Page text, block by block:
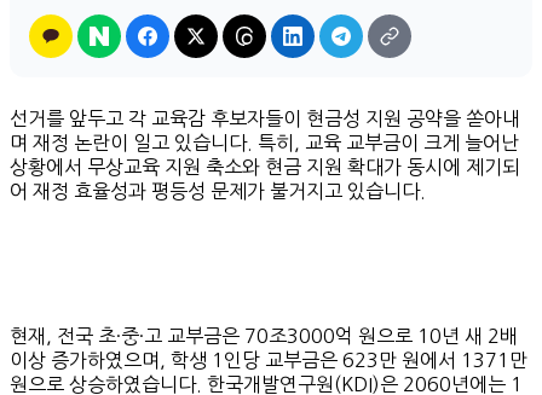
선거를 앞두고 각 교육감 후보자들이 현금성 지원 공약을 쏟아내
며 재정 논란이 일고 있습니다. 특히, 교육 교부금이 크게 늘어난
상황에서 무상교육 지원 축소와 현금 지원 확대가 동시에 제기되
어 재정 효율성과 평등성 문제가 불거지고 있습니다.
현재, 전국 초·중·고 교부금은 70조3000억 원으로 10년 새 2배
이상 증가하였으며, 학생 1인당 교부금은 623만 원에서 1371만
원으로 상승하였습니다. 한국개발연구원(KDI)은 2060년에는 1